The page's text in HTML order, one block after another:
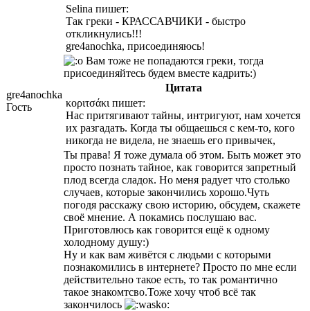
gre4anochka
Гость
Selina пишет:
Так греки - КРАССАВЧИКИ - быстро
откликнулись!!!
gre4anochka, присоединяюсь!
Вам тоже не попадаются греки, тогда
присоединяйтесь будем вместе кадрить:)
Цитата
κoριτσάκι пишет:
Нас притягивают тайны, интригуют, нам хочется
их разгадать. Когда ты общаешься с кем-то, кого
никогда не видела, не знаешь его привычек,
Ты права! Я тоже думала об этом. Быть может это
просто познать тайное, как говорится запретный
плод всегда сладок. Но меня радует что столько
случаев, которые закончились хорошо.Чуть
погодя расскажу свою историю, обсудем, скажете
своё мнение. А покамись послушаю вас.
Приготовлюсь как говорится ещё к одному
холодному душу:)
Ну и как вам живётся с людьми с которыми
познакомились в интернете? Просто по мне если
действительно такое есть, то так романтично
такое знакомтсво.Тоже хочу чтоб всё так
закончилось